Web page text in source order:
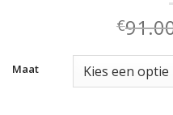
€
Maat